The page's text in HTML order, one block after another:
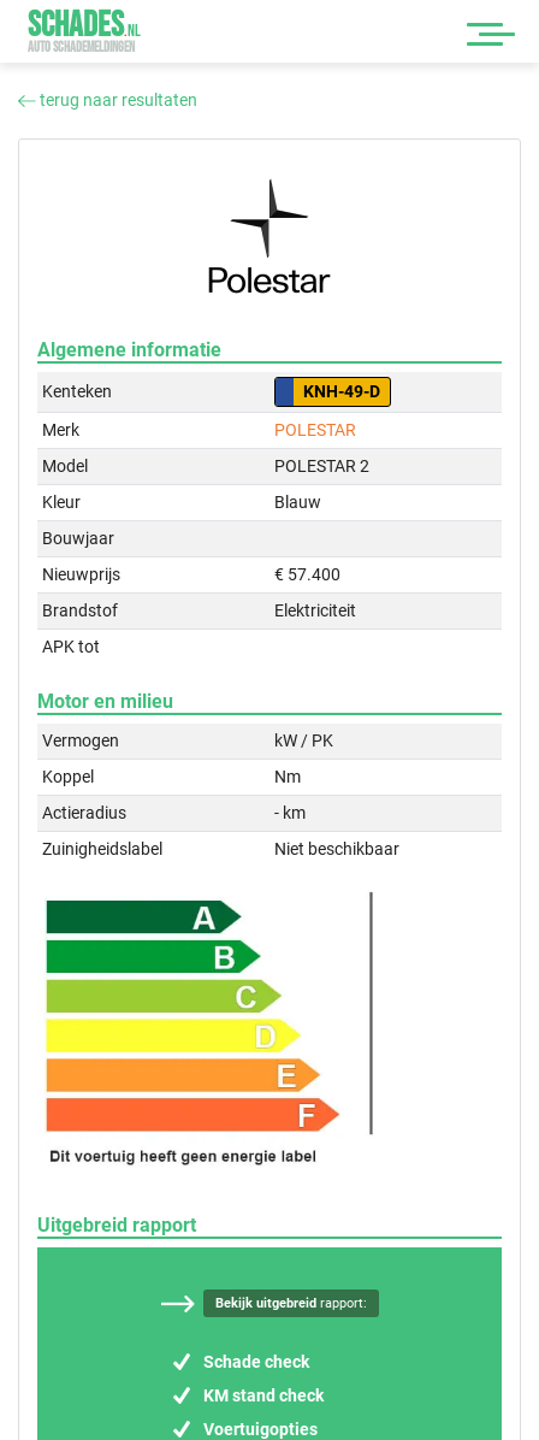
SCHADES.NL
AUTO SCHADEMELDINGEN
terug naar resultaten
Algemene informatie
Kenteken
KNH-49-D
Merk
POLESTAR
Model
POLESTAR 2
Kleur
Blauw
Bouwjaar
Nieuwprijs
€ 57.400
Brandstof
Elektriciteit
APK tot
Motor en milieu
Vermogen
kW / PK
Koppel
Nm
Actieradius
- km
Zuinigheidslabel
Niet beschikbaar
Uitgebreid rapport
Bekijk uitgebreidrapport:
Schade check
KM stand check
Voertuigopties